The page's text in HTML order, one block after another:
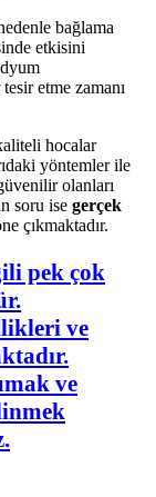
bağlama
etkisini
etme zamanı
hocalar
yöntemler ile
olanları
soru ise gerçek
çıkmaktadır.
pek çok
ve
ve